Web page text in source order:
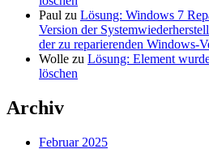
Paul zu Lösung: Windows 7
Version der
der zu reparierenden Windows-
Wolle zu Lösung: Element
löschen
Archiv
Februar 2025